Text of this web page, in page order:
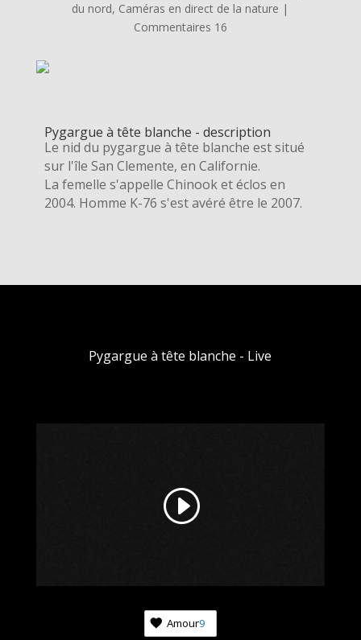
du nord, Caméras en direct de la nature |
Commentaires 16
Pygargue à tête blanche - description
Le nid du pygargue à tête blanche est situé
sur l'île San Clemente, en Californie.
La femelle s'appelle Chinook et éclos en
2004. Homme K-76 s'est avéré être le 2007.
Pygargue à tête blanche - Live
Amour9